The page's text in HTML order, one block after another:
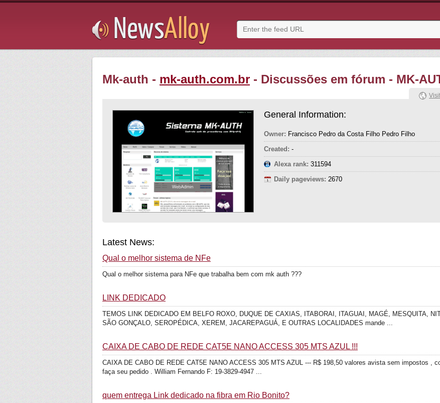
Mk-auth - mk-auth.com.br - Discussões em fórum - MK-
General Information:
Owner: Francisco Pedro da Costa Filho Pedro Filho
Created: -
Alexa rank: 311594
Daily pageviews: 2670
Latest News:
Qual o melhor sistema de NFe
Qual o melhor sistema para NFe que trabalha bem com mk auth ???
LINK DEDICADO
TEMOS LINK DEDICADO EM BELFO ROXO, DUQUE DE CAXIAS, ITABORAI, ITAGUAI, MAGÉ, MESQUITA,
SÃO GONÇALO, SEROPÉDICA, XEREM, JACAREPAGUÁ, E OUTRAS LOCALIDADES mande ...
CAIXA DE CABO DE REDE CAT5E NANO ACCESS 305 MTS AZUL !!!
CAIXA DE CABO DE REDE CAT5E NANO ACCESS 305 MTS AZUL --- R$ 198,50 valores avista sem impostos ,
faça seu pedido . William Fernando F: 19-3829-4947 ...
quem entrega Link dedicado na fibra em Rio Bonito?